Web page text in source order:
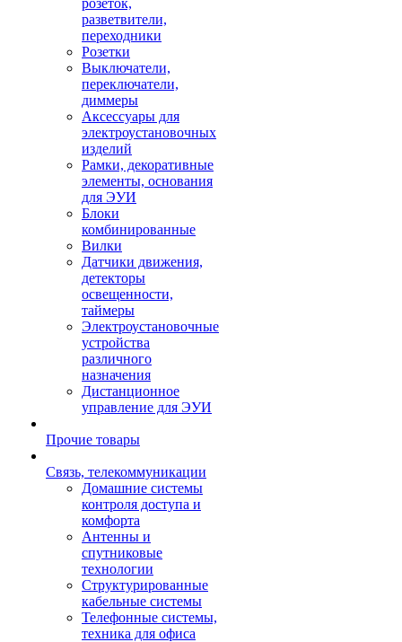
розеток,
разветвители,
переходники
Розетки
Выключатели,
переключатели,
диммеры
Аксессуары для
электроустановочных
изделий
Рамки, декоративные
элементы, основания
для ЭУИ
Блоки
комбинированные
Вилки
Датчики движения,
детекторы
освещенности,
таймеры
Электроустановочные
устройства
различного
назначения
Дистанционное
управление для ЭУИ
Прочие товары
Связь, телекоммуникации
Домашние системы
контроля доступа и
комфорта
Антенны и
спутниковые
технологии
Структурированные
кабельные системы
Телефонные системы,
техника для офиса